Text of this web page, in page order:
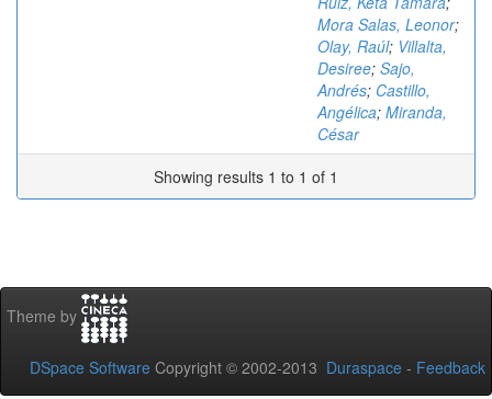
Mora Salas, Leonor;
Olay, Raúl; Villalta,
Desiree; Sajo,
Andrés; Castillo,
Angélica; Miranda,
César
Showing results 1 to 1 of 1
Theme by
DSpace Software Copyright © 2002-2013 Duraspace - Feedback